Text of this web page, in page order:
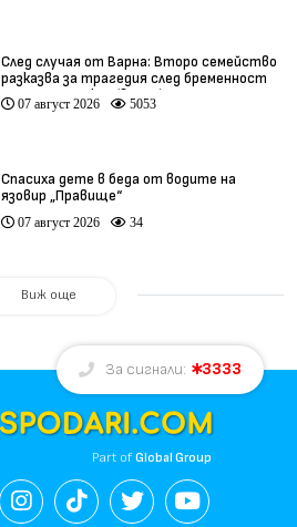
След случая от Варна: Второ семейство
разказва за трагедия след бременност
при същия лекар (видео)
07 август 2026 5053
Спасиха дете в беда от водите на
язовир „Правище“
07 август 2026 34
Виж още
За сигнали: 3333
Part ofGlobal Group